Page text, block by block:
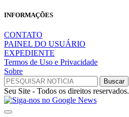
INFORMAÇÕES
CONTATO
PAINEL DO USUÁRIO
EXPEDIENTE
Termos de Uso e Privacidade
Sobre
Seu Site - Todos os direitos reservados.